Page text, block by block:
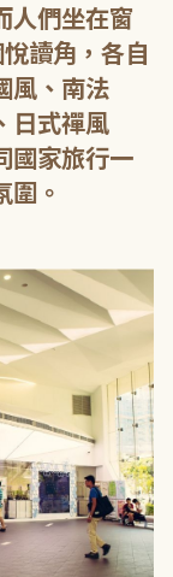
人們坐在窗
讀角，各自
風、南法
日式禪風
國家旅行一
圍。